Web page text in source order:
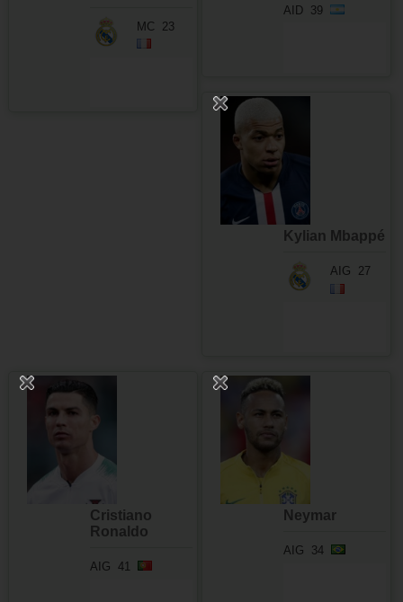
MC 23
AID 39
Kylian Mbappé
AIG 27
Cristiano
Ronaldo
AIG 41
Neymar
AIG 34